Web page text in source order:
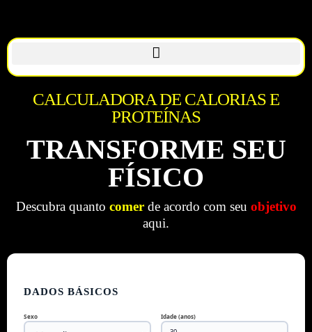
CALCULADORA DE CALORIAS E
PROTEÍNAS
TRANSFORME SEU
FÍSICO
Descubra quanto comerde acordo com seu objetivo
aqui.
DADOS BÁSICOS
Sexo Idade (anos)